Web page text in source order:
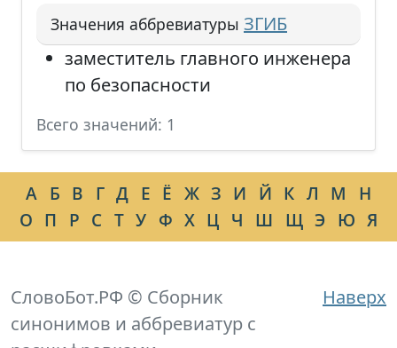
Значения аббревиатуры ЗГИБ
заместитель главного инженера
по безопасности
Всего значений: 1
А Б В Г Д Е Ё Ж З И Й К Л М
Н
О П Р С Т У Ф Х Ц Ч Ш Щ Э Ю Я
Наверх
СловоБот.РФ © Сборник
синонимов и аббревиатур с